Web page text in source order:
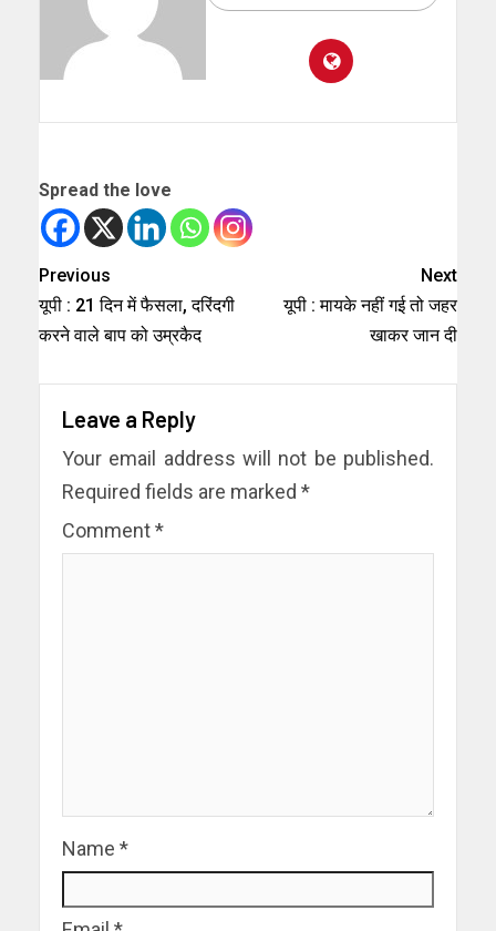
Spread the love
Previous
यूपी : 21 दिन में फैसला, दरिंदगी
करने वाले बाप को उम्रकैद
Next
यूपी : मायके नहीं गई तो जहर
खाकर जान दी
Leave a Reply
Your email address will not be published.
Required fields are marked *
Comment*
Name *